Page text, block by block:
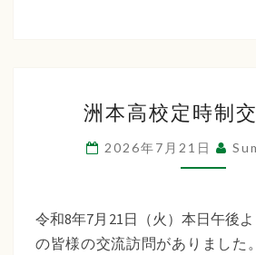
本
高
校
時
制
洲本高校定時制
2026年7月21日
令和8年7月21日（火）本日午後
の皆様の交流訪問がありました